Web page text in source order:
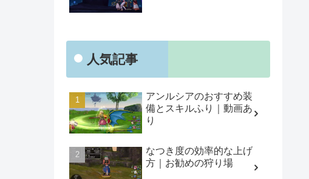
人気記事
アンルシアのおすすめ装
備とスキルふり｜動画あ
り
なつき度の効率的な上げ
方｜お勧めの狩り場